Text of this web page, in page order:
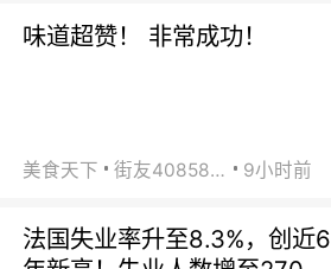
味道超赞！ 非常成功！
美食天下 街友40858442 9小时前
法国失业率升至8.3%，创近6